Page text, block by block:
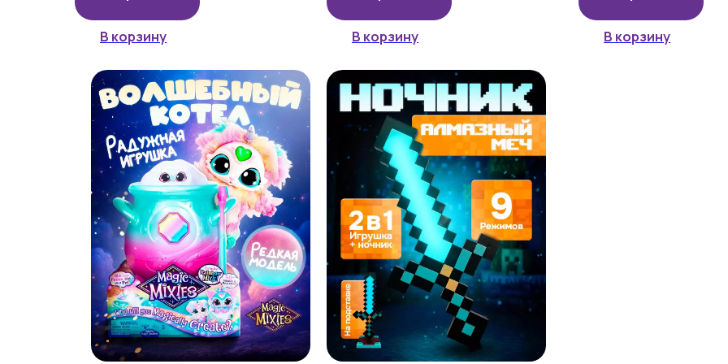
В корзину В корзину В корзину